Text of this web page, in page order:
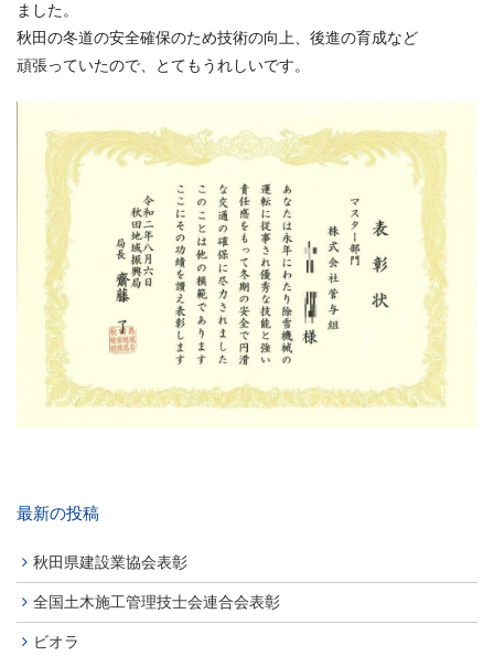
ました。
秋田の冬道の安全確保のため技術の向上、後進の育成など
頑張っていたので、とてもうれしいです。
最新の投稿
秋田県建設業協会表彰
全国土木施工管理技士会連合会表彰
ビオラ